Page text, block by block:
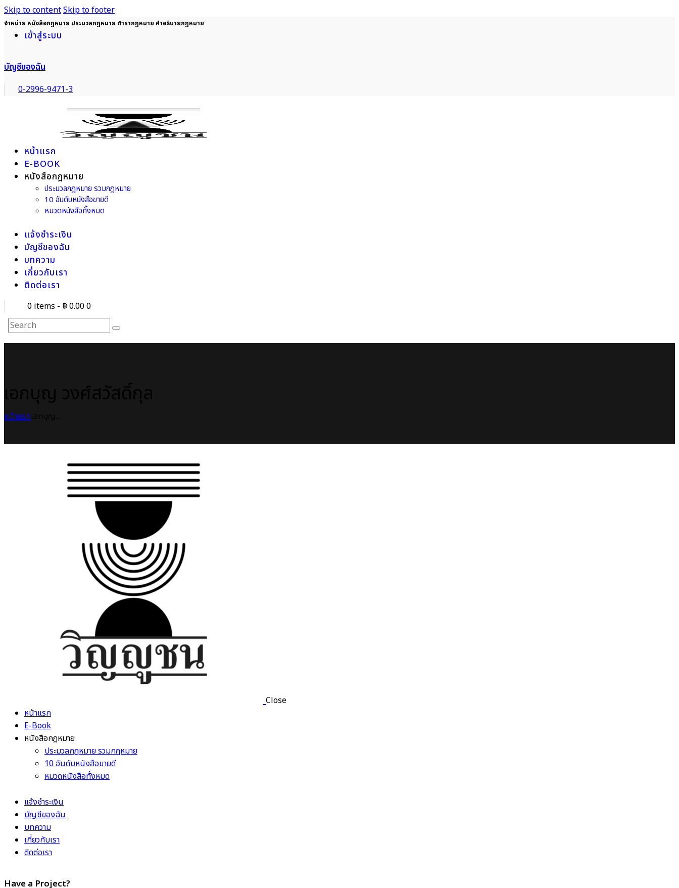
Skip to contentSkip to footer
จำหน่าย หนังสือกฎหมาย ประมวลกฎหมาย ตำรากฎหมาย คำอธิบายกฎหมาย
เข้าสู่ระบบ
บัญชีของฉัน
0-2996-9471-3
หน้าแรก
E-BOOK
หนังสือกฎหมาย
ประมวลกฎหมาย รวมกฎหมาย
10 อันดับหนังสือขายดี
หมวดหนังสือทั้งหมด
แจ้งชำระเงิน
บัญชีของฉัน
บทความ
เกี่ยวกับเรา
ติดต่อเรา
0 items - ฿ 0.000
หน้าแรก
Close
หน้าแรก
E-Book
หนังสือกฎหมาย
ประมวลกฎหมาย รวมกฎหมาย
10 อันดับหนังสือขายดี
หมวดหนังสือทั้งหมด
แจ้งชำระเงิน
บัญชีของฉัน
บทความ
เกี่ยวกับเรา
ติดต่อเรา
Have a Project?